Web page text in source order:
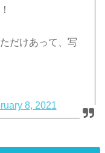
だけあって、写
8, 2021